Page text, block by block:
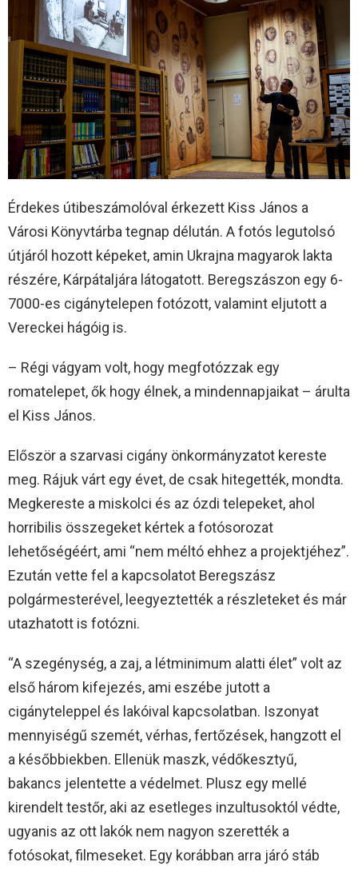
Érdekes útibeszámolóval érkezett Kiss János a
Városi Könyvtárba tegnap délután. A fotós legutolsó
útjáról hozott képeket, amin Ukrajna magyarok lakta
részére, Kárpátaljára látogatott. Beregszászon egy 6-
7000-es cigánytelepen fotózott, valamint eljutott a
Vereckei hágóig is.
– Régi vágyam volt, hogy megfotózzak egy
romatelepet, ők hogy élnek, a mindennapjaikat – árulta
el Kiss János.
Először a szarvasi cigány önkormányzatot kereste
meg. Rájuk várt egy évet, de csak hitegették, mondta.
Megkereste a miskolci és az ózdi telepeket, ahol
horribilis összegeket kértek a fotósorozat
lehetőségéért, ami “nem méltó ehhez a projektjéhez”.
Ezután vette fel a kapcsolatot Beregszász
polgármesterével, leegyeztették a részleteket és már
utazhatott is fotózni.
“A szegénység, a zaj, a létminimum alatti élet” volt az
első három kifejezés, ami eszébe jutott a
cigányteleppel és lakóival kapcsolatban. Iszonyat
mennyiségű szemét, vérhas, fertőzések, hangzott el
a későbbiekben. Ellenük maszk, védőkesztyű,
bakancs jelentette a védelmet. Plusz egy mellé
kirendelt testőr, aki az esetleges inzultusoktól védte,
ugyanis az ott lakók nem nagyon szerették a
fotósokat, filmeseket. Egy korábban arra járó stáb